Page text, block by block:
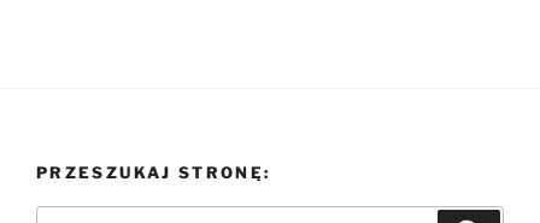
PRZESZUKAJ STRONĘ: